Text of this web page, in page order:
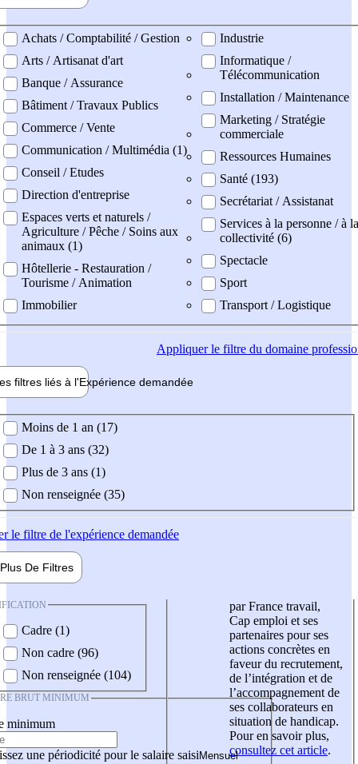
professionel
Achats / Comptabilité / Gestion
Arts / Artisanat d'art
Banque / Assurance
Bâtiment / Travaux Publics
Commerce / Vente
Communication / Multimédia (1)
Conseil / Etudes
Direction d'entreprise
Espaces verts et naturels /
Agriculture / Pêche / Soins aux
animaux (1)
Hôtellerie - Restauration /
Tourisme / Animation
Immobilier
Industrie
Informatique /
Télécommunication
Installation / Maintenance
Marketing / Stratégie
commerciale
Ressources Humaines
Santé (193)
Secrétariat / Assistanat
Services à la personne / à la
collectivité (6)
Spectacle
Sport
Transport / Logistique
Appliquerle filtre du domaine
filtres liés à l'Expérience demandée
demandée
Moins de 1 an (17)
De 1 à 3 ans (32)
Plus de 3 ans (1)
Non renseignée (35)
le filtre de l'expérience demandée
Plus De Filtres
Cadre (1)
Non cadre (96)
Non renseignée (104)
BRUT MINIMUM
minimum
une périodicité pour le salaire saisi
par France travail,
Cap emploi et ses
partenaires pour ses
actions concrètes en
faveur du recrutement,
de l’intégration et de
l’accompagnement de
ses collaborateurs en
situation de handicap.
Pour en savoir plus,
consultez cet article.